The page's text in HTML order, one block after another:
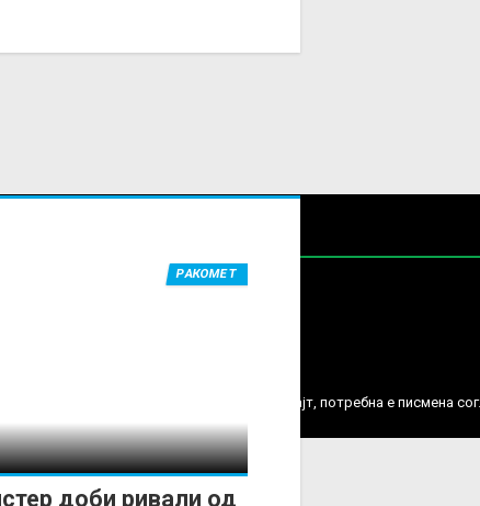
доби ривали од
РАКОМЕТ
фотографии или податоци од овој веб сајт, потребна е писмена